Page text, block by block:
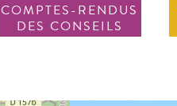
COMPTES-RENDUS
DES CONSEILS